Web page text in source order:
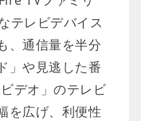
テレビデバイス
、通信量を半分
」や見逃した番
デオ」のテレビ
を広げ、利便性